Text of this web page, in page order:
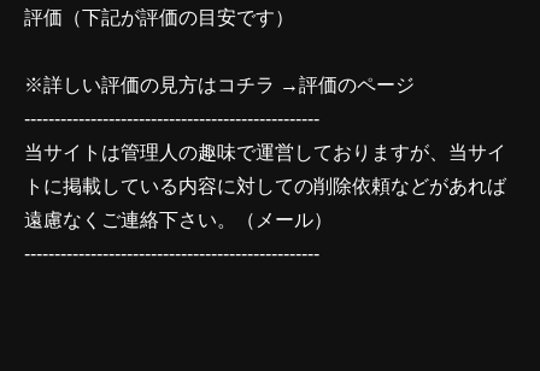
評価（下記が評価の目安です）
※詳しい評価の見方はコチラ →評価のページ
-------------------------------------------------
当サイトは管理人の趣味で運営しておりますが、当サイ
トに掲載している内容に対しての削除依頼などがあれば
遠慮なくご連絡下さい。（ メール）
-------------------------------------------------